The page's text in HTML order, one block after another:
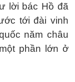
lời bác Hồ đã
tới đài vinh
năm châu
phần lớn ở